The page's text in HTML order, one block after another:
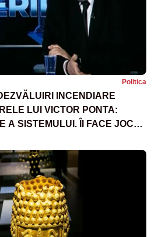
Politica
INCENDIARE
LUI VICTOR PONTA:
A SISTEMULUI. ÎI FACE JOCUL